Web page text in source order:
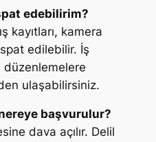
edebilirim?
kayıtları, kamera
edilebilir. İş
düzenlemelere
ulaşabilirsiniz.
başvurulur?
dava açılır. Delil